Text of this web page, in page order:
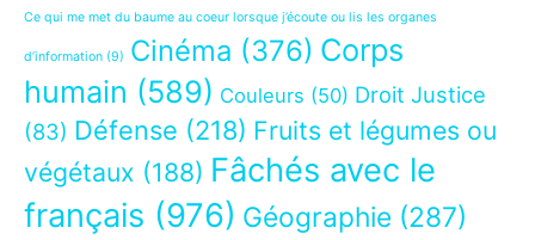
Ce qui me met du baume au coeur lorsque j’écoute ou lis les organes
d’information (9) Cinéma (376) Corps
humain (589) Couleurs (50) Droit Justice
(83) Défense (218) Fruits et légumes ou
végétaux (188) Fâchés avec le
français (976) Géographie (287)